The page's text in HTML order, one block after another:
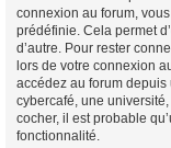
connexion au forum,
prédéfinie. Cela permet
d’autre. Pour rester
lors de votre connexion
accédez au forum
cybercafé, une
cocher, il est probable
fonctionnalité.